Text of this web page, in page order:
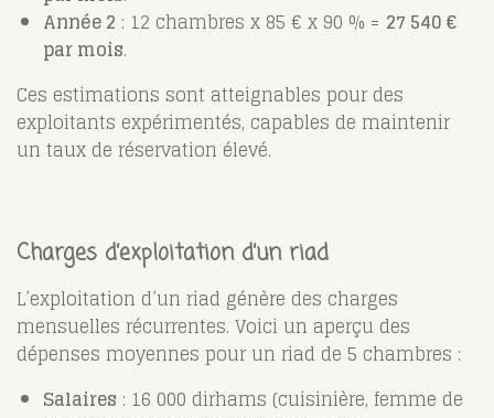
Année 2 : 12 chambres x 85 € x 90 % = 27 540 €
par mois.
Ces estimations sont atteignables pour des
exploitants expérimentés, capables de maintenir
un taux de réservation élevé.
Charges d’exploitation d’un riad
L’exploitation d’un riad génère des charges
mensuelles récurrentes. Voici un aperçu des
dépenses moyennes pour un riad de 5 chambres :
Salaires : 16 000 dirhams (cuisinière, femme de